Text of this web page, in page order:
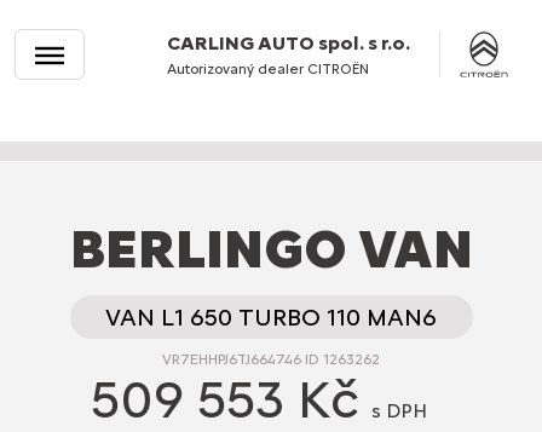
CARLING AUTO spol. s r.o.
Autorizovaný dealer CITROËN
BERLINGO VAN
VAN L1 650 TURBO 110 MAN6
VR7EHHPJ6TJ664746 ID 1263262
509 553 Kč s DPH